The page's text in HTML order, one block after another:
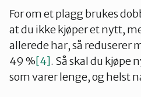
For om et plagg brukes
at du ikke kjøper et nytt,
allerede har, så reduserer
49 %[4]. Så skal du
som varer lenge, og helst